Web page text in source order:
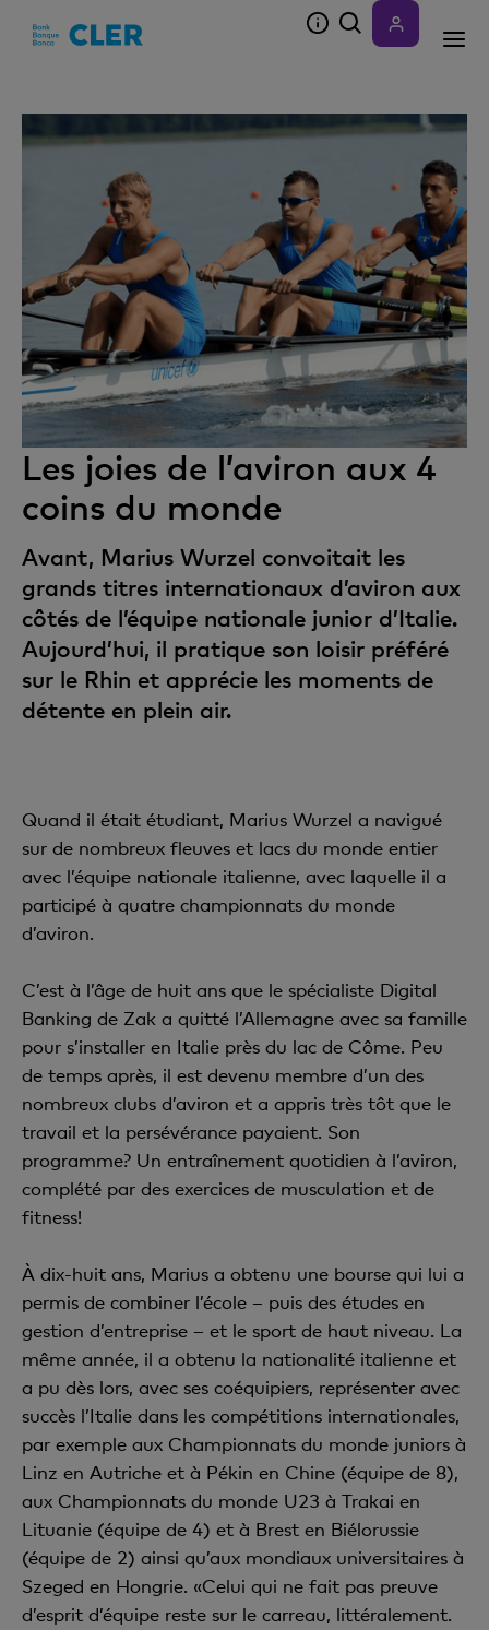
Les joies de l’aviron aux 4
coins du monde
Avant, Marius Wurzel convoitait les
grands titres internationaux d’aviron aux
côtés de l’équipe nationale junior d’Italie.
Aujourd’hui, il pratique son loisir préféré
sur le Rhin et apprécie les moments de
détente en plein air.
Quand il était étudiant, Marius Wurzel a navigué
sur de nombreux fleuves et lacs du monde entier
avec l’équipe nationale italienne, avec laquelle il a
participé à quatre championnats du monde
d’aviron.
C’est à l’âge de huit ans que le spécialiste Digital
Banking de Zak a quitté l’Allemagne avec sa famille
pour s’installer en Italie près du lac de Côme. Peu
de temps après, il est devenu membre d’un des
nombreux clubs d’aviron et a appris très tôt que le
travail et la persévérance payaient. Son
programme? Un entraînement quotidien à l’aviron,
complété par des exercices de musculation et de
fitness!
À dix-huit ans, Marius a obtenu une bourse qui lui a
permis de combiner l’école – puis des études en
gestion d’entreprise – et le sport de haut niveau. La
même année, il a obtenu la nationalité italienne et
a pu dès lors, avec ses coéquipiers, représenter avec
succès l’Italie dans les compétitions internationales,
par exemple aux Championnats du monde juniors à
Linz en Autriche et à Pékin en Chine (équipe de 8),
aux Championnats du monde U23 à Trakai en
Lituanie (équipe de 4) et à Brest en Biélorussie
(équipe de 2) ainsi qu’aux mondiaux universitaires à
Szeged en Hongrie. «Celui qui ne fait pas preuve
d’esprit d’équipe reste sur le carreau, littéralement.